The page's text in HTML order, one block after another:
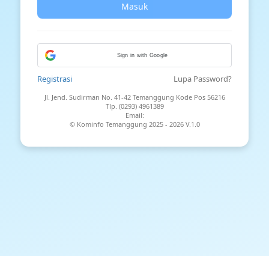
Masuk
Sign in with Google
Registrasi Lupa Password?
Jl. Jend. Sudirman No. 41-42 Temanggung Kode Pos 56216
Tlp. (0293) 4961389
Email:
© Kominfo Temanggung 2025 - 2026 V.1.0